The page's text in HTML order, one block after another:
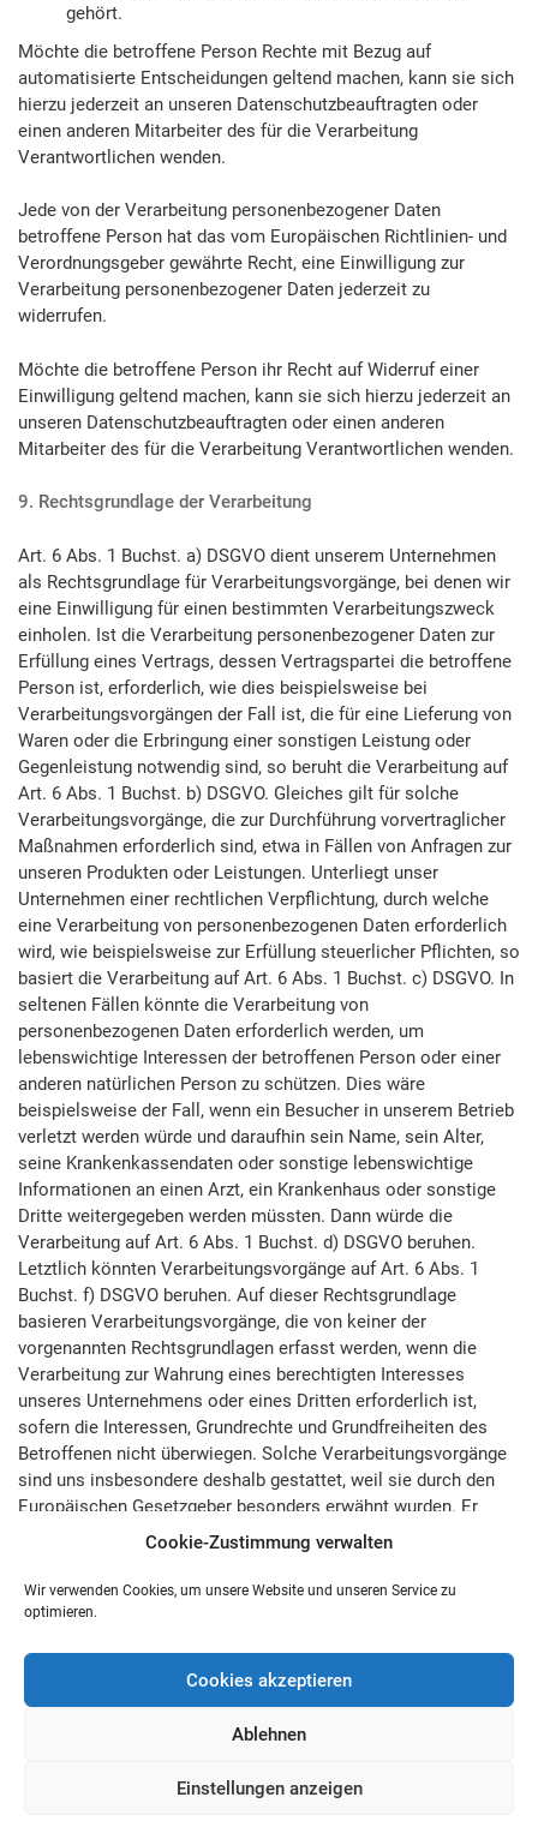
Cookie-Zustimmung verwalten
Wir verwenden Cookies, um unsere Website und unseren Service zu
optimieren.
Cookies akzeptieren
Ablehnen
Einstellungen anzeigen
gehört.
Möchte die betroffene Person Rechte mit Bezug auf
automatisierte Entscheidungen geltend machen, kann sie sich
hierzu jederzeit an unseren Datenschutzbeauftragten oder
einen anderen Mitarbeiter des für die Verarbeitung
Verantwortlichen wenden.
Jede von der Verarbeitung personenbezogener Daten
betroffene Person hat das vom Europäischen Richtlinien- und
Verordnungsgeber gewährte Recht, eine Einwilligung zur
Verarbeitung personenbezogener Daten jederzeit zu
widerrufen.
Möchte die betroffene Person ihr Recht auf Widerruf einer
Einwilligung geltend machen, kann sie sich hierzu jederzeit an
unseren Datenschutzbeauftragten oder einen anderen
Mitarbeiter des für die Verarbeitung Verantwortlichen wenden.
9. Rechtsgrundlage der Verarbeitung
Art. 6 Abs. 1 Buchst. a) DSGVO dient unserem Unternehmen
als Rechtsgrundlage für Verarbeitungsvorgänge, bei denen wir
eine Einwilligung für einen bestimmten Verarbeitungszweck
einholen. Ist die Verarbeitung personenbezogener Daten zur
Erfüllung eines Vertrags, dessen Vertragspartei die betroffene
Person ist, erforderlich, wie dies beispielsweise bei
Verarbeitungsvorgängen der Fall ist, die für eine Lieferung von
Waren oder die Erbringung einer sonstigen Leistung oder
Gegenleistung notwendig sind, so beruht die Verarbeitung auf
Art. 6 Abs. 1 Buchst. b) DSGVO. Gleiches gilt für solche
Verarbeitungsvorgänge, die zur Durchführung vorvertraglicher
Maßnahmen erforderlich sind, etwa in Fällen von Anfragen zur
unseren Produkten oder Leistungen. Unterliegt unser
Unternehmen einer rechtlichen Verpflichtung, durch welche
eine Verarbeitung von personenbezogenen Daten erforderlich
wird, wie beispielsweise zur Erfüllung steuerlicher Pflichten, so
basiert die Verarbeitung auf Art. 6 Abs. 1 Buchst. c) DSGVO. In
seltenen Fällen könnte die Verarbeitung von
personenbezogenen Daten erforderlich werden, um
lebenswichtige Interessen der betroffenen Person oder einer
anderen natürlichen Person zu schützen. Dies wäre
beispielsweise der Fall, wenn ein Besucher in unserem Betrieb
verletzt werden würde und daraufhin sein Name, sein Alter,
seine Krankenkassendaten oder sonstige lebenswichtige
Informationen an einen Arzt, ein Krankenhaus oder sonstige
Dritte weitergegeben werden müssten. Dann würde die
Verarbeitung auf Art. 6 Abs. 1 Buchst. d) DSGVO beruhen.
Letztlich könnten Verarbeitungsvorgänge auf Art. 6 Abs. 1
Buchst. f) DSGVO beruhen. Auf dieser Rechtsgrundlage
basieren Verarbeitungsvorgänge, die von keiner der
vorgenannten Rechtsgrundlagen erfasst werden, wenn die
Verarbeitung zur Wahrung eines berechtigten Interesses
unseres Unternehmens oder eines Dritten erforderlich ist,
sofern die Interessen, Grundrechte und Grundfreiheiten des
Betroffenen nicht überwiegen. Solche Verarbeitungsvorgänge
sind uns insbesondere deshalb gestattet, weil sie durch den
Europäischen Gesetzgeber besonders erwähnt wurden. Er
vertrat insoweit die Auffassung, dass ein berechtigtes
Interesse anzunehmen sein könnte, wenn die betroffene
Person ein Kunde des Verantwortlichen ist
(Erwägungsgrund 47 Satz 2 DSGVO).
10. Berechtigte Interessen an der Verarbeitung, die von dem
Verantwortlichen oder einem Dritten verfolgt werden
Basiert die Verarbeitung personenbezogener Daten auf Art. 6
Durchführung unserer Geschäftstätigkeit zugunsten des